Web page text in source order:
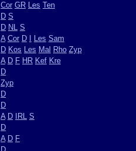
Cor GR Les Ten
D S
D NL S
A Cor D Les Sam
D Kos Les Mal Rho Zyp
A D F HR Kef Kre
D
Zyp
D
D
A D IRL S
D
A D F